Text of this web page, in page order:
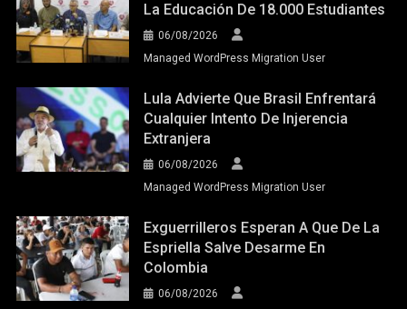
La Educación De 18.000 Estudiantes
06/08/2026
Managed WordPress Migration User
Lula Advierte Que Brasil Enfrentará
Cualquier Intento De Injerencia
Extranjera
06/08/2026
Managed WordPress Migration User
Exguerrilleros Esperan A Que De La
Espriella Salve Desarme En
Colombia
06/08/2026